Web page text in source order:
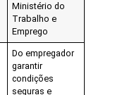
Ministério do
Trabalho e
Emprego
Do empregador
garantir
condições
seguras e